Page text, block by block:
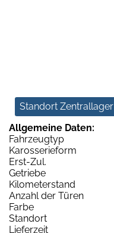
Standort Zentrallager
Allgemeine Daten:
Fahrzeugtyp
Karosserieform
Erst-Zul.
Getriebe
Kilometerstand
Anzahl der Türen
Farbe
Standort
Lieferzeit